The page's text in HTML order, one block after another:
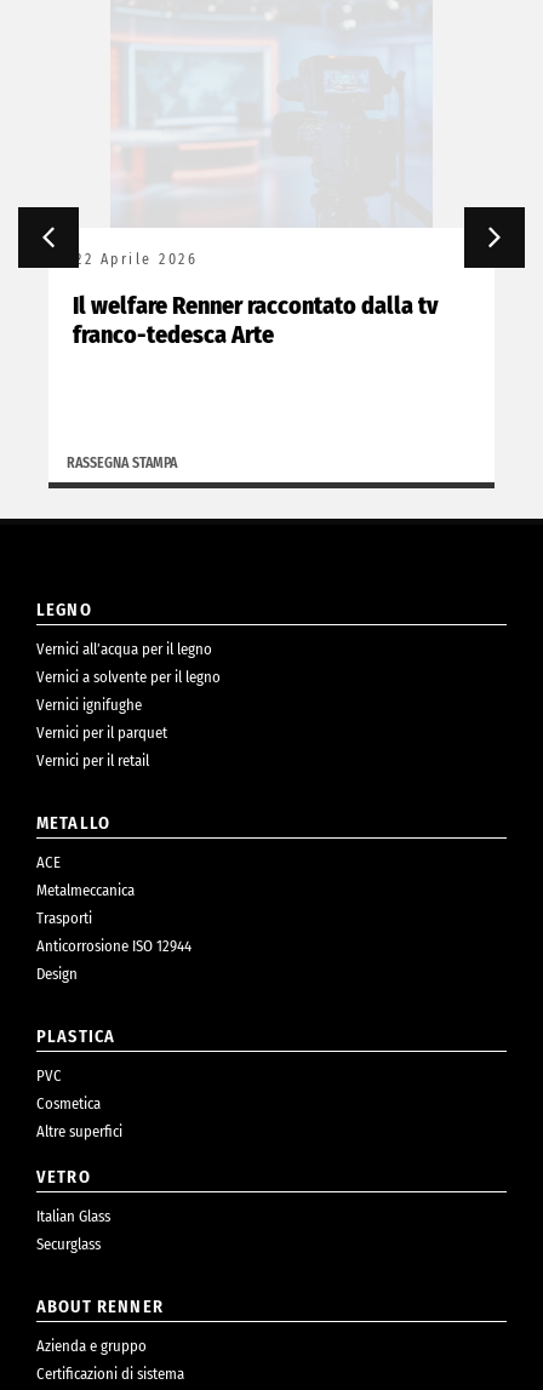
22 Aprile 2026
Il welfare Renner raccontato dalla tv
franco-tedesca Arte
RASSEGNA STAMPA
LEGNO
Vernici all’acqua per il legno
Vernici a solvente per il legno
Vernici ignifughe
Vernici per il parquet
Vernici per il retail
METALLO
ACE
Metalmeccanica
Trasporti
Anticorrosione ISO 12944
Design
PLASTICA
PVC
Cosmetica
Altre superfici
VETRO
Italian Glass
Securglass
ABOUT RENNER
Azienda e gruppo
Certificazioni di sistema